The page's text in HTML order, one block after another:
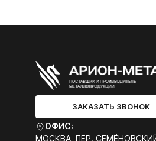
ЗАКАЗАТЬ ЗВОНОК
ОФИС:
МОСКВА, ПЕР.